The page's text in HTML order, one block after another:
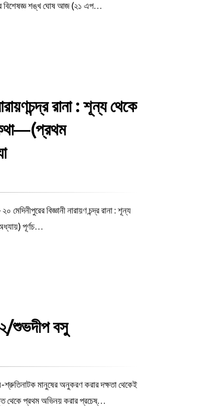
বিশেষজ্ঞ শঙ্খ ঘোষ আজ (২১ এপ…
রানা : শূন্য থেকে
মেদিনীপুরের বিজ্ঞানী নারায়ণ চন্দ্র রানা : শূন্য
পূর্ণচ…
শুভদীপ বসু
মানুষের অনুকরণ করার দক্ষতা থেকেই
থেকে প্রথম অভিনয় করার প্রচেষ্…